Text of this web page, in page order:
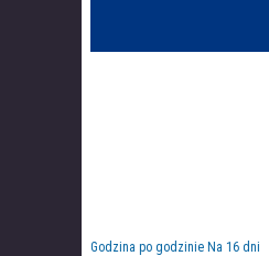
Godzina po godzinie Na 16 dni